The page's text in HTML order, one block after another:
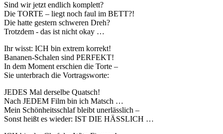
Sind wir jetzt endlich komplett?
Die TORTE – liegt noch faul im BETT?!
Die hatte gestern schweren Dreh?
Trotzdem - das ist nicht okay …
Ihr wisst: ICH bin extrem korrekt!
Bananen-Schalen sind PERFEKT!
In dem Moment erschien die Torte –
Sie unterbrach die Vortragsworte:
JEDES Mal derselbe Quatsch!
Nach JEDEM Film bin ich Matsch …
Mein Schönheitsschlaf bleibt unerlässlich –
Sonst heißt es wieder: IST DIE HÄSSLICH …